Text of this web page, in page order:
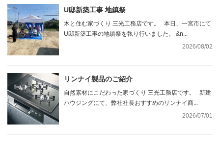
U邸新築工事 地鎮祭
木と住む家づくり 三光工務店です。 本日、一宮市にて
U邸新築工事の地鎮祭を執り行いました。 &n...
2026/08/02
リンナイ製品のご紹介
自然素材にこだわった家づくり 三光工務店です。 新建
ハウジングにて、弊社社長おすすめのリンナイ商...
2026/07/01